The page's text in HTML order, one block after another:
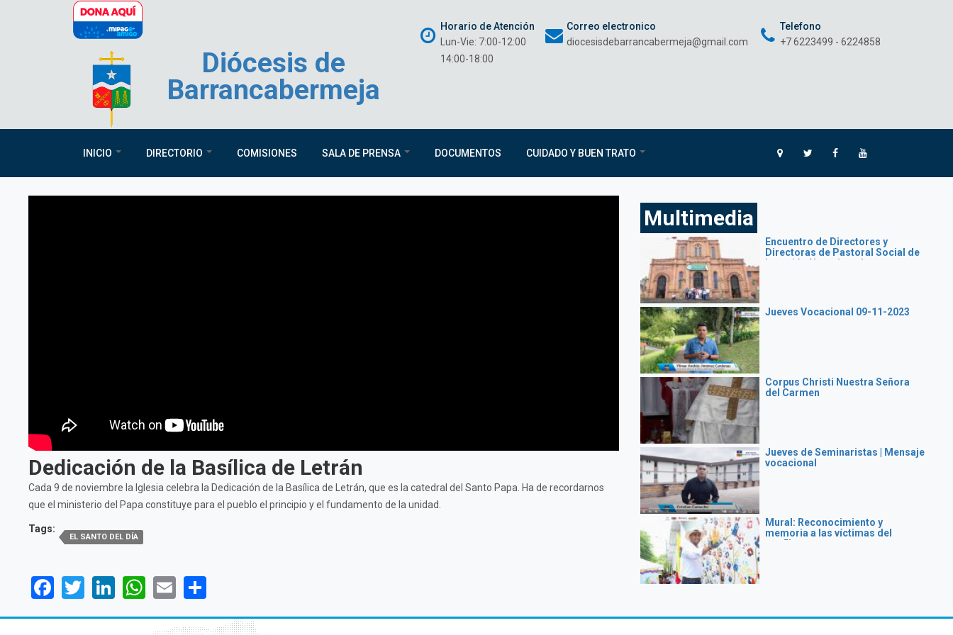
Pasar al contenido principal
Diócesis de
Barrancabermeja
Horario de Atención
Lun-Vie: 7:00-12:00
14:00-18:00
Correo electronico
diocesisdebarrancabermeja@gmail.com
Telefono
+7 6223499 - 6224858
INICIO DIRECTORIO COMISIONES SALA DE PRENSA DOCUMENTOS CUIDADO Y BUEN TRATO
Dedicación de la Basílica de Letrán
Cada 9 de noviembre la Iglesia celebra la Dedicación de la Basílica de Letrán, que es la catedral del Santo Papa. Ha de recordarnos
que el ministerio del Papa constituye para el pueblo el principio y el fundamento de la unidad.
Tags:
EL SANTO DEL DÍA
Facebook
TwitterLinkedIn
WhatsApp
Email
Multimedia
Encuentro de Directores y
Directoras de Pastoral Social de
la región Nororiental
Jueves Vocacional 09-11-2023
Corpus Christi Nuestra Señora
del Carmen
Jueves de Seminaristas | Mensaje
vocacional
Mural: Reconocimiento y
memoria a las víctimas del
conflicto